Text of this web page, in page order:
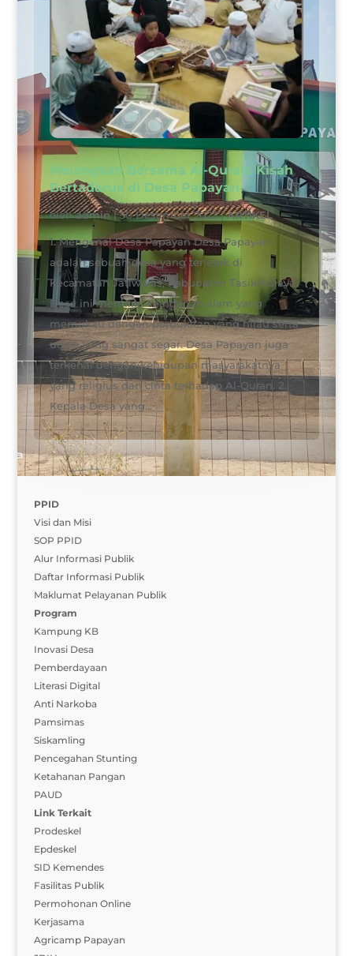
Melangkah Bersama Al-Quran: Kisah
Bertadarus di Desa Papayan
olehadmin|30 Desember 2023|ARTIKEL
1. Mengenal Desa Papayan Desa Papayan
adalah sebuah desa yang terletak di
Kecamatan Jatiwaras, Kabupaten Tasikmalaya.
Desa ini memiliki keindahan alam yang
memukau dengan perbukitan yang hijau serta
udara yang sangat segar. Desa Papayan juga
terkenal dengan kehidupan masyarakatnya
yang religius dan cinta terhadap Al-Quran. 2.
Kepala Desa yang...
PPID
Visi dan Misi
SOP PPID
Alur Informasi Publik
Daftar Informasi Publik
Maklumat Pelayanan Publik
Program
Kampung KB
Inovasi Desa
Pemberdayaan
Literasi Digital
Anti Narkoba
Pamsimas
Siskamling
Pencegahan Stunting
Ketahanan Pangan
PAUD
Link Terkait
Prodeskel
Epdeskel
SID Kemendes
Fasilitas Publik
Permohonan Online
Kerjasama
Agricamp Papayan